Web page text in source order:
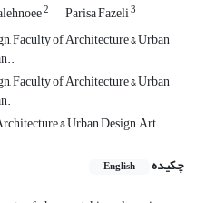
2 Parisa Fazeli3
Faculty of Architecture & Urban
Faculty of Architecture & Urban
& Urban Design, Art
چکیده
English